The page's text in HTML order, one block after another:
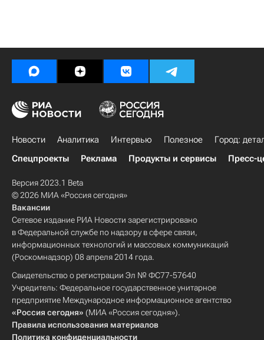
Новости Аналитика Интервью Полезное
Город:
Спецпроекты
Реклама Продукты и сервисы Пресс-
Версия 2023.1 Beta
© 2026 МИА «Россия сегодня»
Вакансии
Сетевое издание РИА Новости зарегистрировано
в Федеральной службе по надзору в сфере связи,
информационных технологий и массовых коммуникаций
(Роскомнадзор) 08 апреля 2014 года.
Свидетельство о регистрации Эл № ФС77-57640
Учредитель: Федеральное государственное унитарное
предприятие Международное информационное агентство
«Россия сегодня» (МИА «Россия сегодня»).
Правила использования материалов
Политика конфиденциальности